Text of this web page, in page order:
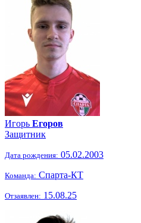
Игорь Егоров
Защитник
Дата рождения: 05.02.2003
Команда: Спарта-КТ
Отзаявлен: 15.08.25